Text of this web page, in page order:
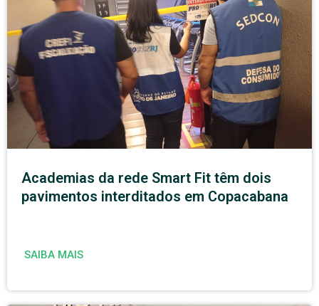
Academias da rede Smart Fit têm dois
pavimentos interditados em Copacabana
SAIBA MAIS